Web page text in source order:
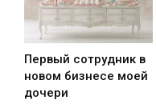
Первый сотрудник в
новом бизнесе моей
дочери